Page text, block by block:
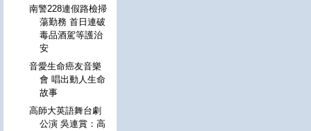
南警228連假路檢掃
蕩勤務 首日連破
毒品酒駕等護治
安
音愛生命癌友音樂
會 唱出動人生命
故事
高師大英語舞台劇
公演 吳連賞：高